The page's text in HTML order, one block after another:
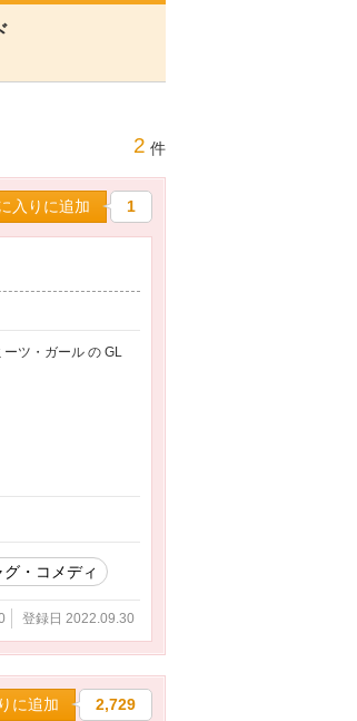
2 件
入りに追加 1
ツ・ガール の GL
グ・コメディ
登録日 2022.09.30
に追加 2,729